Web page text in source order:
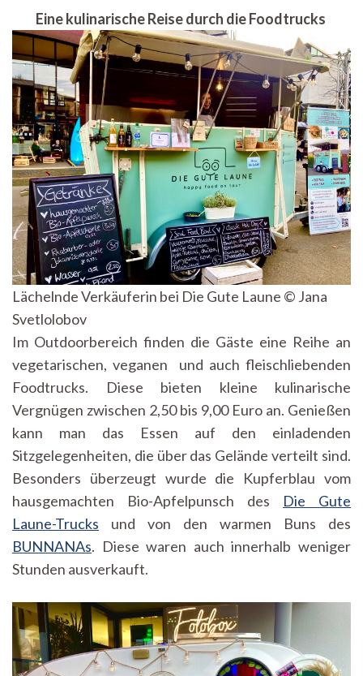
Eine kulinarische Reise durch die Foodtrucks
Lächelnde Verkäuferin bei Die Gute Laune © Jana
Svetlolobov
Im Outdoorbereich finden die Gäste eine Reihe an
vegetarischen, veganen und auch fleischliebenden
Foodtrucks. Diese bieten kleine kulinarische
Vergnügen zwischen 2,50 bis 9,00 Euro an. Genießen
kann man das Essen auf den einladenden
Sitzgelegenheiten, die über das Gelände verteilt sind.
Besonders überzeugt wurde die Kupferblau vom
hausgemachten Bio-Apfelpunsch des Die Gute
Laune-Trucks und von den warmen Buns des
BUNNANAs. Diese waren auch innerhalb weniger
Stunden ausverkauft.